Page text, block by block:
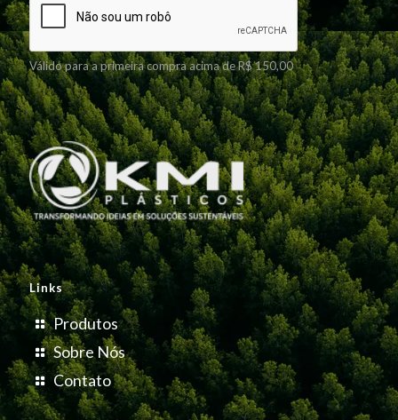
Válido para a primeira compra acima de R$ 150,00
Links
Produtos
Sobre Nós
Contato